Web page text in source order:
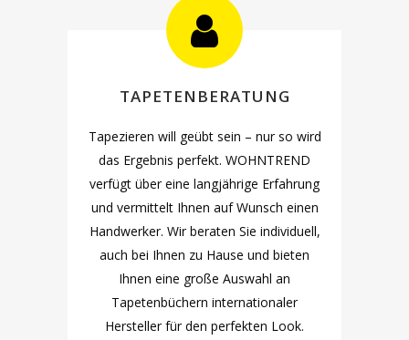
TAPETENBERATUNG
Tapezieren will geübt sein – nur so wird
das Ergebnis perfekt. WOHNTREND
verfügt über eine langjährige Erfahrung
und vermittelt Ihnen auf Wunsch einen
Handwerker. Wir beraten Sie individuell,
auch bei Ihnen zu Hause und bieten
Ihnen eine große Auswahl an
Tapetenbüchern internationaler
Hersteller für den perfekten Look.